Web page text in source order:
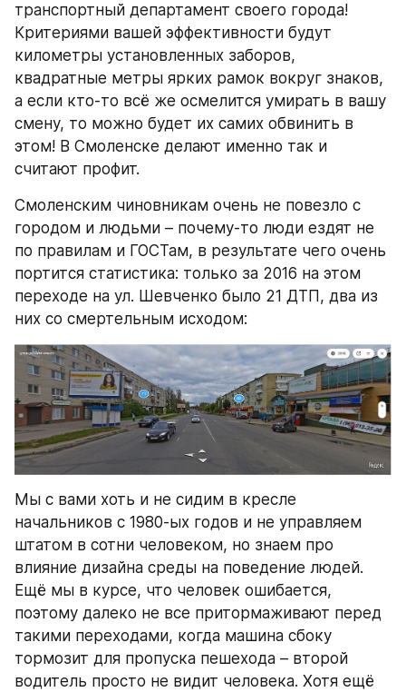
транспортный департамент своего города!
Критериями вашей эффективности будут
километры установленных заборов,
квадратные метры ярких рамок вокруг знаков,
а если кто-то всё же осмелится умирать в вашу
смену, то можно будет их самих обвинить в
этом! В Смоленске делают именно так и
считают профит.
Смоленским чиновникам очень не повезло с
городом и людьми – почему-то люди ездят не
по правилам и ГОСТам, в результате чего очень
портится статистика: только за 2016 на этом
переходе на ул. Шевченко было 21 ДТП, два из
них со смертельным исходом:
Мы с вами хоть и не сидим в кресле
начальников с 1980-ых годов и не управляем
штатом в сотни человеком, но знаем про
влияние дизайна среды на поведение людей.
Ещё мы в курсе, что человек ошибается,
поэтому далеко не все притормаживают перед
такими переходами, когда машина сбоку
тормозит для пропуска пешехода – второй
водитель просто не видит человека. Хотя ещё